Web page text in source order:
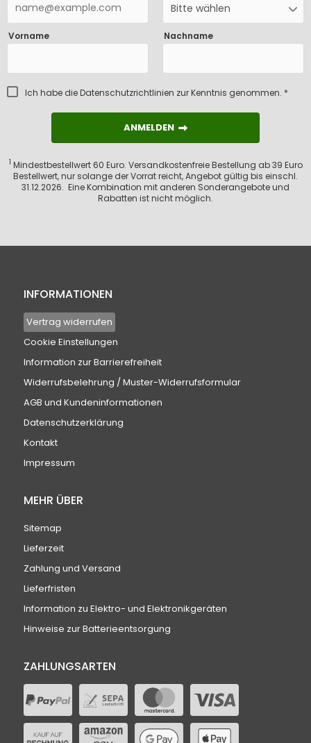
Bitte wählen
Vorname Nachname
Ich habe dieDatenschutzrichtlinien zur Kenntnis genommen. *
ANMELDEN
ANMELDEN
1 Mindestbestellwert 60 Euro. Versandkostenfreie Bestellung ab 39 Euro
Bestellwert, nur solange der Vorrat reicht, Angebot gültig bis einschl.
31.12.2026. Eine Kombination mit anderen Sonderangebote und
Rabatten ist nicht möglich.
INFORMATIONEN
Vertrag widerrufen
Cookie Einstellungen
Information zur Barrierefreiheit
Widerrufsbelehrung / Muster-Widerrufsformular
AGB und Kundeninformationen
Datenschutzerklärung
Kontakt
Impressum
MEHR ÜBER
Sitemap
Lieferzeit
Zahlung und Versand
Lieferfristen
Information zu Elektro- und Elektronikgeräten
Hinweise zur Batterieentsorgung
ZAHLUNGSARTEN